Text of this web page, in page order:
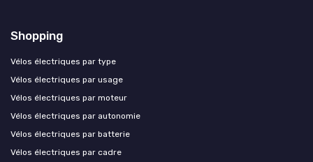
Shopping
Vélos électriques par type
Vélos électriques par usage
Vélos électriques par moteur
Vélos électriques par autonomie
Vélos électriques par batterie
Vélos électriques par cadre